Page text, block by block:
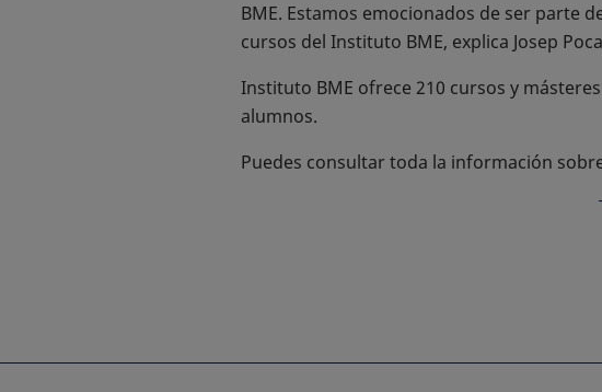
BME. Estamos emocionados de ser parte
cursos del Instituto BME, explica Josep
Instituto BME ofrece 210 cursos y
alumnos.
Puedes consultar toda la información